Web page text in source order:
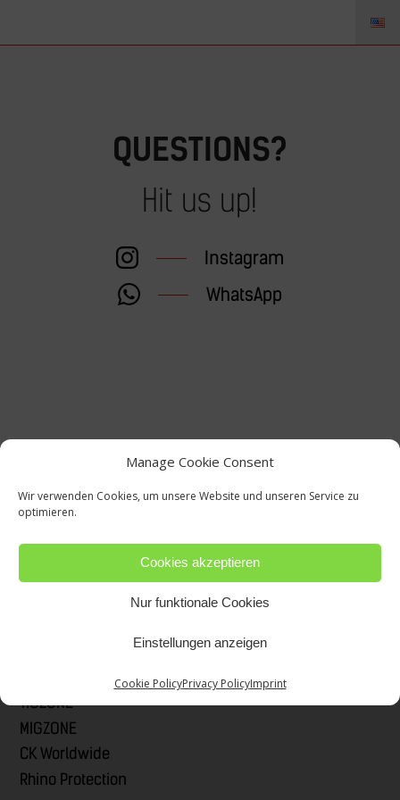
Manage Cookie Consent
Wir verwenden Cookies, um unsere Website und unseren Service zu
optimieren.
Cookies akzeptieren
Nur funktionale Cookies
Einstellungen anzeigen
Cookie PolicyPrivacy PolicyImprint
QUESTIONS?
Hit us up!
Instagram
WhatsApp
TIGZONE
MIGZONE
CK Worldwide
Rhino Protection